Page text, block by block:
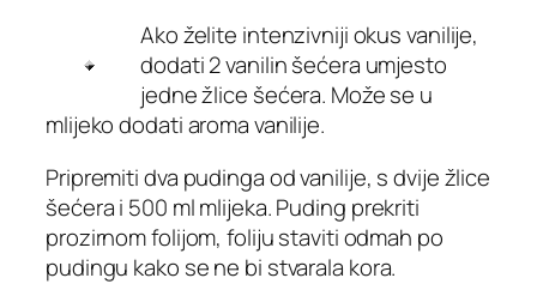
Ako želite intenzivniji okus vanilije,
dodati 2 vanilin šećera umjesto
jedne žlice šećera. Može se u
mlijeko dodati aroma vanilije.
Pripremiti dva pudinga od vanilije, s dvije žlice
šećera i 500 ml mlijeka. Puding prekriti
prozirnom folijom, foliju staviti odmah po
pudingu kako se ne bi stvarala kora.